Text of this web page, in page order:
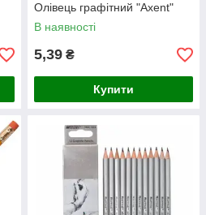
Олівець графітний "Axent"
В наявності
5,39 ₴
Купити